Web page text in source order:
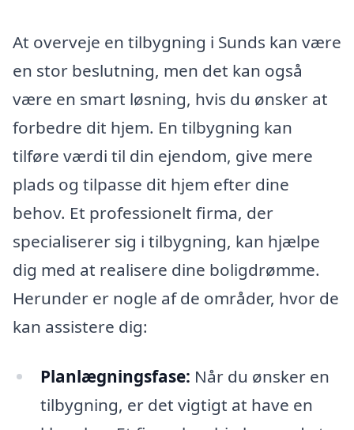
At overveje en tilbygning i Sunds kan være
en stor beslutning, men det kan også
være en smart løsning, hvis du ønsker at
forbedre dit hjem. En tilbygning kan
tilføre værdi til din ejendom, give mere
plads og tilpasse dit hjem efter dine
behov. Et professionelt firma, der
specialiserer sig i tilbygning, kan hjælpe
dig med at realisere dine boligdrømme.
Herunder er nogle af de områder, hvor de
kan assistere dig:
Planlægningsfase: Når du ønsker en
tilbygning, er det vigtigt at have en